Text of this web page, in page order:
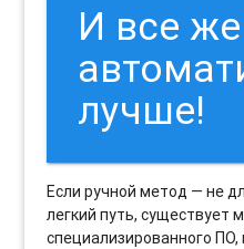
И все же
лучше!
Если ручной метод — не
легкий путь, существует
специализированного